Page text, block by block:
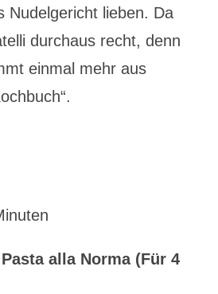
Nudelgericht lieben. Da
durchaus recht, denn
einmal mehr aus
alla Norma (Für 4